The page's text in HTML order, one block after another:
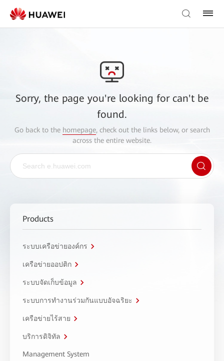
Sorry, the page you're looking for can't be
found.
Go back to the homepage, check out the links below, or search
across the entire website.
Products
ระบบเครือข่ายองค์กร
เครือข่ายออปติก
ระบบจัดเก็บข้อมูล
ระบบการทำงานร่วมกันแบบอัจฉริยะ
เครือข่ายไร้สาย
บริการดิจิทัล
Management System